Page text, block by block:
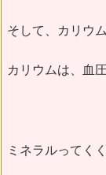
そして、カリウ
カリウムは、血
ミネラルってく